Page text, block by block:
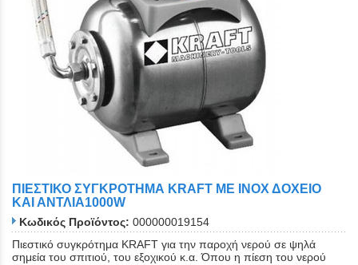
ΠΙΕΣΤΙΚΟ ΣΥΓΚΡΟΤΗΜΑ KRAFT ΜΕ ΙΝΟΧ ΔΟΧΕΙΟ
ΚΑΙ ΑΝΤΛΙΑ1000W
Κωδικός Προϊόντος: 000000019154
Πιεστικό συγκρότημα KRAFT για την παροχή νερού σε ψηλά
σημεία του σπιτιού, του εξοχικού κ.α. Όπου η πίεση του νερού